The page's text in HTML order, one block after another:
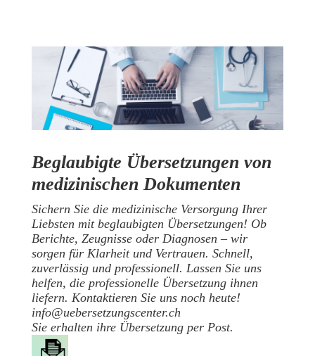
Beglaubigte Übersetzungen von
medizinischen Dokumenten
Sichern Sie die medizinische Versorgung Ihrer
Liebsten mit beglaubigten Übersetzungen! Ob
Berichte, Zeugnisse oder Diagnosen – wir
sorgen für Klarheit und Vertrauen. Schnell,
zuverlässig und professionell. Lassen Sie uns
helfen, die professionelle Übersetzung ihnen
liefern. Kontaktieren Sie uns noch heute!
info@uebersetzungscenter.ch
Sie erhalten ihre Übersetzung per Post.